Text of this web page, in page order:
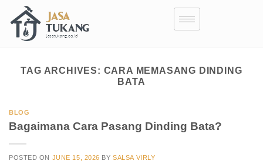
TAG ARCHIVES: CARA MEMASANG DINDING
BATA
BLOG
Bagaimana Cara Pasang Dinding Bata?
POSTED ON JUNE 15, 2026 BYSALSA VIRLY